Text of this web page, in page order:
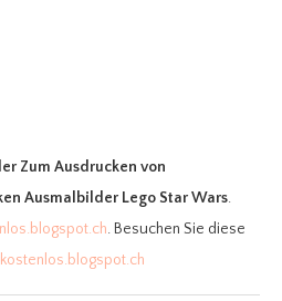
Zum Ausdrucken von
Ausmalbilder Lego Star Wars.
. Besuchen Sie diese